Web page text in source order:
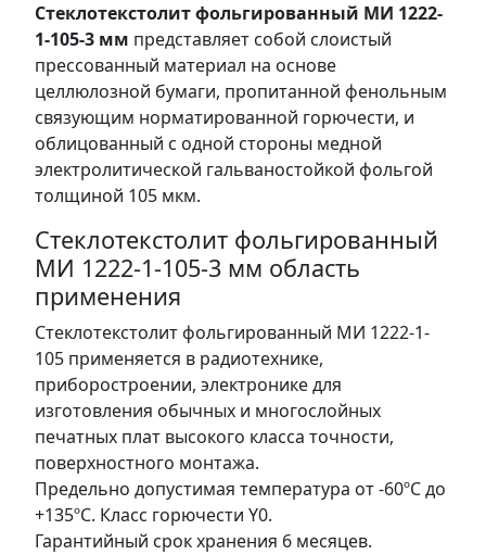
Стеклотекстолит фольгированный МИ 1222-
1-105-3 мм представляет собой слоистый
прессованный материал на основе
целлюлозной бумаги, пропитанной фенольным
связующим норматированной горючести, и
облицованный с одной стороны медной
электролитической гальваностойкой фольгой
толщиной 105 мкм.
Стеклотекстолит фольгированный
МИ 1222-1-105-3 мм область
применения
Стеклотекстолит фольгированный МИ 1222-1-
105 применяется в радиотехнике,
приборостроении, электронике для
изготовления обычных и многослойных
печатных плат высокого класса точности,
поверхностного монтажа.
Предельно допустимая температура от -60ºС до
+135ºС. Класс горючести Y0.
Гарантийный срок хранения 6 месяцев.